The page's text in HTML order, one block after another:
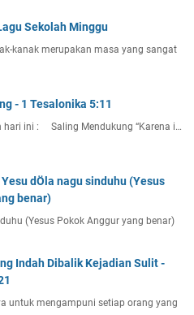
Sekolah Minggu
kanak merupakan masa yang sangat
- 1 Tesalonika 5:11
hari ini : Saling Mendukung “Karena i…
dÖla nagu sinduhu (Yesus
benar)
(Yesus Pokok Anggur yang benar)
Indah Dibalik Kejadian Sulit -
untuk mengampuni setiap orang yang